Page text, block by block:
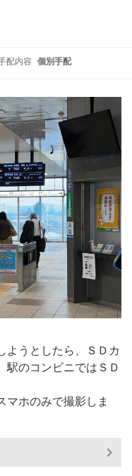
配内容 個別手配
うとしたら、ＳＤカ
駅のコンビニではＳＤ
ホのみで撮影しま